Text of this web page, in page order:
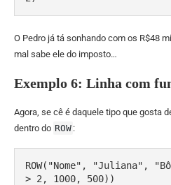
O Pedro já tá sonhando com os R$48
mal sabe ele do imposto…
Exemplo 6: Linha com
Agora, se cê é daquele tipo que gosta
dentro do ROW :
ROW("Nome", "Juliana",
> 2, 1000, 500))